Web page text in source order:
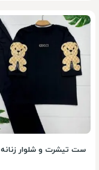
ست تیشرت و شلوار زنانه